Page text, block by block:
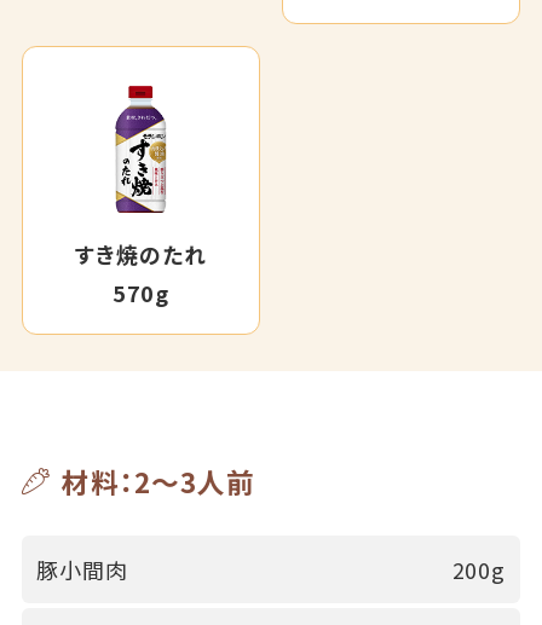
すき焼のたれ
570g
材料：2～3人前
豚小間肉 200g